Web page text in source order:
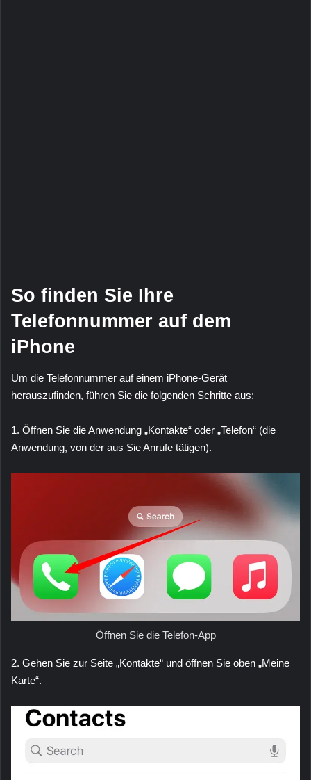
So finden Sie Ihre
Telefonnummer auf dem
iPhone
Um die Telefonnummer auf einem iPhone-Gerät
herauszufinden, führen Sie die folgenden Schritte aus:
1. Öffnen Sie die Anwendung „Kontakte“ oder „Telefon“ (die
Anwendung, von der aus Sie Anrufe tätigen).
Öffnen Sie die Telefon-App
2. Gehen Sie zur Seite „Kontakte“ und öffnen Sie oben „Meine
Karte“.